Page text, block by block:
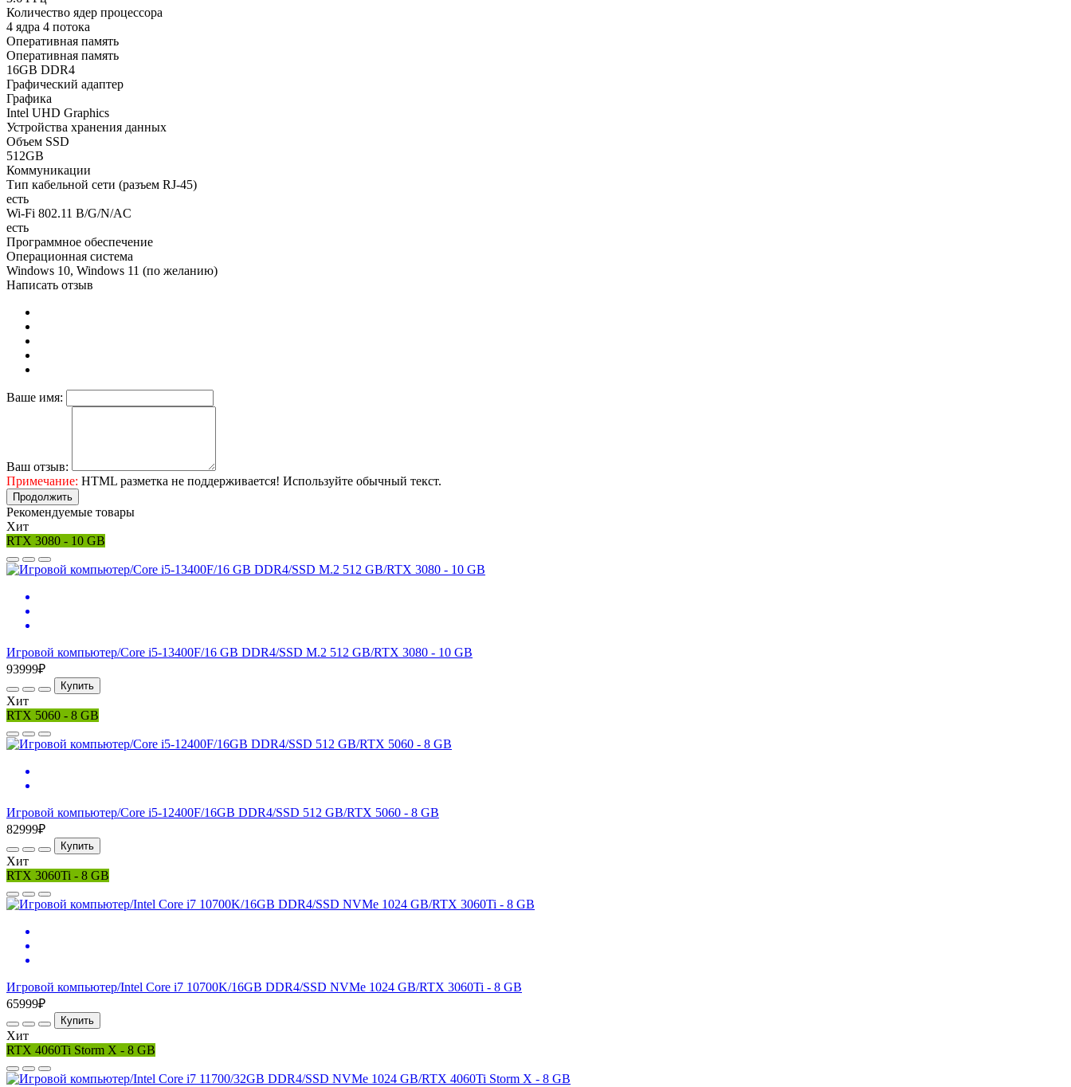
Количество ядер процессора
4 ядра 4 потока
Оперативная память
Оперативная память
16GB DDR4
Графический адаптер
Графика
Intel UHD Graphics
Устройства хранения данных
Объем SSD
512GB
Коммуникации
Тип кабельной сети (разъем RJ-45)
есть
Wi-Fi 802.11 B/G/N/AC
есть
Программное обеспечение
Операционная система
Windows 10, Windows 11 (по желанию)
Написать отзыв
Ваше имя:
Ваш отзыв:
Примечание: HTML разметка не поддерживается! Используйте обычный текст.
Продолжить
Рекомендуемые товары
Хит
RTX 3080 - 10 GB
Игровой компьютер/Core i5-13400F/16 GB DDR4/SSD M.2 512 GB/RTX 3080 - 10 GB
93999₽
Купить
Хит
RTX 5060 - 8 GB
Игровой компьютер/Core i5-12400F/16GB DDR4/SSD 512 GB/RTX 5060 - 8 GB
82999₽
Купить
Хит
RTX 3060Ti - 8 GB
Игровой компьютер/Intel Core i7 10700K/16GB DDR4/SSD NVMe 1024 GB/RTX 3060Ti - 8 GB
65999₽
Купить
Хит
RTX 4060Ti Storm X - 8 GB